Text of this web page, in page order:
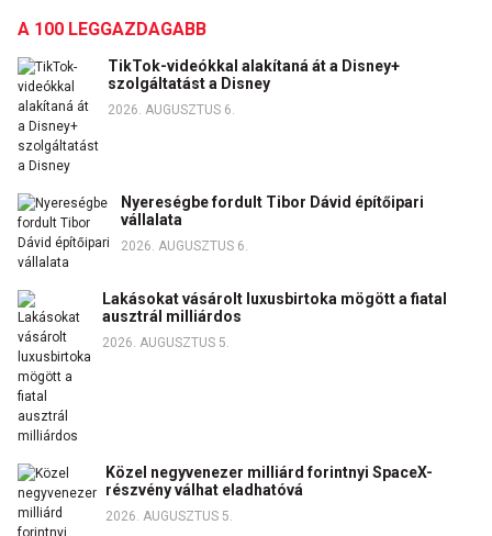
A 100 LEGGAZDAGABB
TikTok-videókkal alakítaná át a Disney+
szolgáltatást a Disney
2026. AUGUSZTUS 6.
Nyereségbe fordult Tibor Dávid építőipari
vállalata
2026. AUGUSZTUS 6.
Lakásokat vásárolt luxusbirtoka mögött a fiatal
ausztrál milliárdos
2026. AUGUSZTUS 5.
Közel negyvenezer milliárd forintnyi SpaceX-
részvény válhat eladhatóvá
2026. AUGUSZTUS 5.